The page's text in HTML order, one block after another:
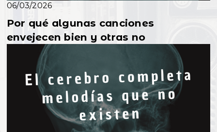
06/03/2026
Por qué algunas canciones
envejecen bien y otras no